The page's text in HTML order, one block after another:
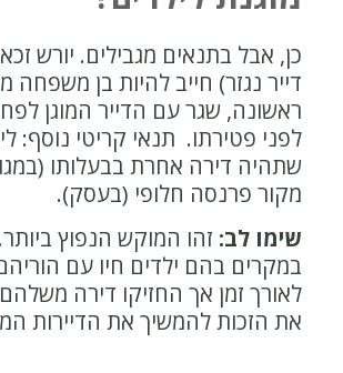
כן, אבל בתנאים מגבילים. יורש
דייר נגזר) חייב להיות בן משפחה
לפני פטירתו. תנאי קריטי נוסף:
שתהיה דירה אחרת בבעלותו
מקור פרנסה חלופי (בעסק).
שימו לב: זהו המוקש הנפוץ
במקרים בהם ילדים חיו עם
לאורך זמן אך החזיקו דירה
את הזכות להמשיך את הדיירות